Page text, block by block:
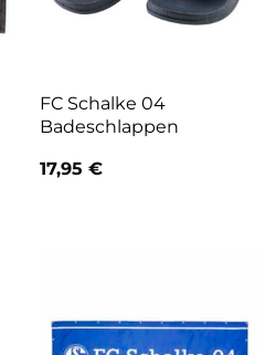
FC Schalke 04
Badeschlappen
17,95 €